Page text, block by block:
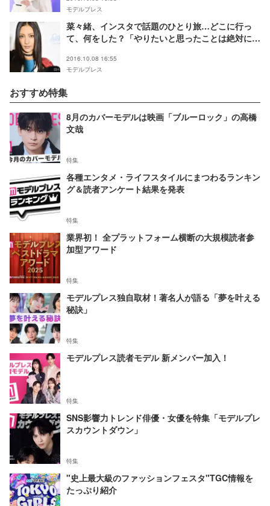
モデルプレス
菜々緒、インスタで話題のひとり旅…どこに行っ
て、何をした？「やりたいと思ったことは絶対にチ
2016.10.08 16:55
モデルプレス
おすすめ特集
8月のカバーモデルは映画「ブルーロック」の高橋
文哉
特集
各種エンタメ・ライフスタイルにまつわるランキン
グ＆読者アンケート結果を発表
特集
業界初！ 全プラットフォーム横断の大規模読者参
加型アワード
特集
モデルプレス独自取材！著名人が語る「夢を叶える
秘訣」
特集
モデルプレス読者モデル 新メンバー加入！
特集
SNS影響力トレンド俳優・女優を特集「モデルプレ
スカウントダウン」
特集
"史上最大級のファッションフェスタ"TGC情報を
たっぷり紹介